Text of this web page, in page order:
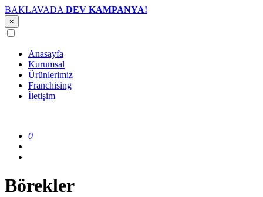
BAKLAVADA DEV KAMPANYA!
×
Anasayfa
Kurumsal
Ürünlerimiz
Franchising
İletişim
0
Börekler